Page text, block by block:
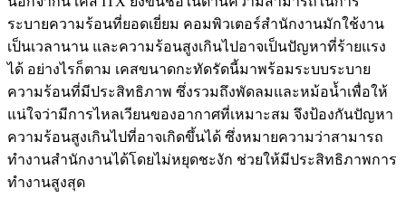
ระบายความร้อนที่ยอดเยี่ยม คอมพิวเตอร์สำนักงานมักใช้งาน
เป็นเวลานาน และความร้อนสูงเกินไปอาจเป็นปัญหาที่ร้ายแรง
ได้ อย่างไรก็ตาม เคสขนาดกะทัดรัดนี้มาพร้อมระบบระบาย
ความร้อนที่มีประสิทธิภาพ ซึ่งรวมถึงพัดลมและหม้อน้ำเพื่อให้
แน่ใจว่ามีการไหลเวียนของอากาศที่เหมาะสม จึงป้องกันปัญหา
ความร้อนสูงเกินไปที่อาจเกิดขึ้นได้ ซึ่งหมายความว่าสามารถ
ทำงานสำนักงานได้โดยไม่หยุดชะงัก ช่วยให้มีประสิทธิภาพการ
ทำงานสูงสุด